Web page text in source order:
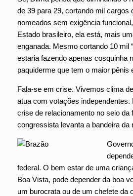
de 39 para 29, cortando mil cargos
nomeados sem exigência
Estado brasileiro, ela está, mais
enganada. Mesmo cortando 10 mil
estaria fazendo apenas cosquinha
paquiderme que tem o maior pênis
Fala-se em crise. Vivemos clima
atua com votações independentes.
crise de relacionamento no seio da
congressista levanta a bandeira da
federal. O bem estar de uma
Boa Vista, pode depender da boa
um burocrata ou de um chefete da